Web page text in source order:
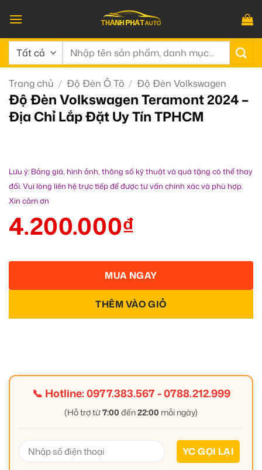
qua
nội
dung
Tìm
Trang chủ / Độ Đèn Ô Tô / Độ Đèn Volkswagen
Độ Đèn Volkswagen Teramont 2024 –
Địa Chỉ Lắp Đặt Uy Tín TPHCM
Lưu ý: Bảng giá, hình ảnh, thông số kỹ thuật và quà tặng có thể thay
đổi. Vui lòng liên hệ trực tiếp để được tư vấn chính xác và phù hợp.
Xin cảm ơn
4.200.000₫
THÊM VÀO GIỎ
MUA NGAY
📞 Hotline:0977.383.567-0788.212.999
(Hỗ trợ từ7:00 đến22:00 mỗi ngày)